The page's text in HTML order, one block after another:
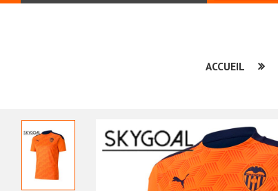
ACCUEIL